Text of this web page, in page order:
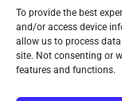
To provide the best
and/or access device
allow us to process
site. Not consenting or
features and functions.